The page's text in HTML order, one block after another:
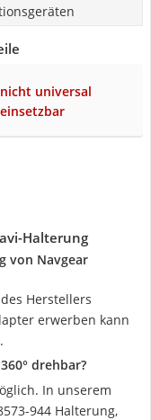
nicht universal
einsetzbar
Halterung
von Navgear
Herstellers
erwerben kann
drehbar?
In unserem
944 Halterung,